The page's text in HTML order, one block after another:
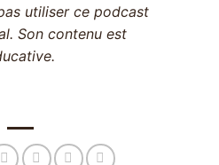
utiliser ce podcast
Son contenu est